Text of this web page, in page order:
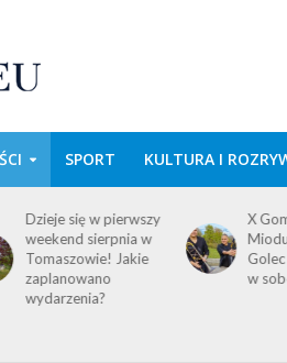
SPORT KULTURA I
Dzieje się w pierwszy
weekend sierpnia w
Tomaszowie! Jakie
zaplanowano
wydarzenia?
X
w